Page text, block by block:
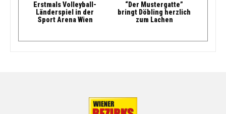
Erstmals Volleyball-
Länderspiel in der
Sport Arena Wien
“Der Mustergatte”
bringt Döbling herzlich
zum Lachen